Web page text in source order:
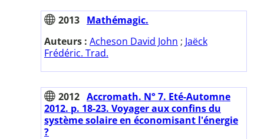
2013 Mathémagic.
Auteurs : Acheson David John ; Jaëck
Frédéric. Trad.
2012 Accromath. N° 7. Eté-Automne
2012. p. 18-23. Voyager aux confins du
système solaire en économisant l'énergie
?